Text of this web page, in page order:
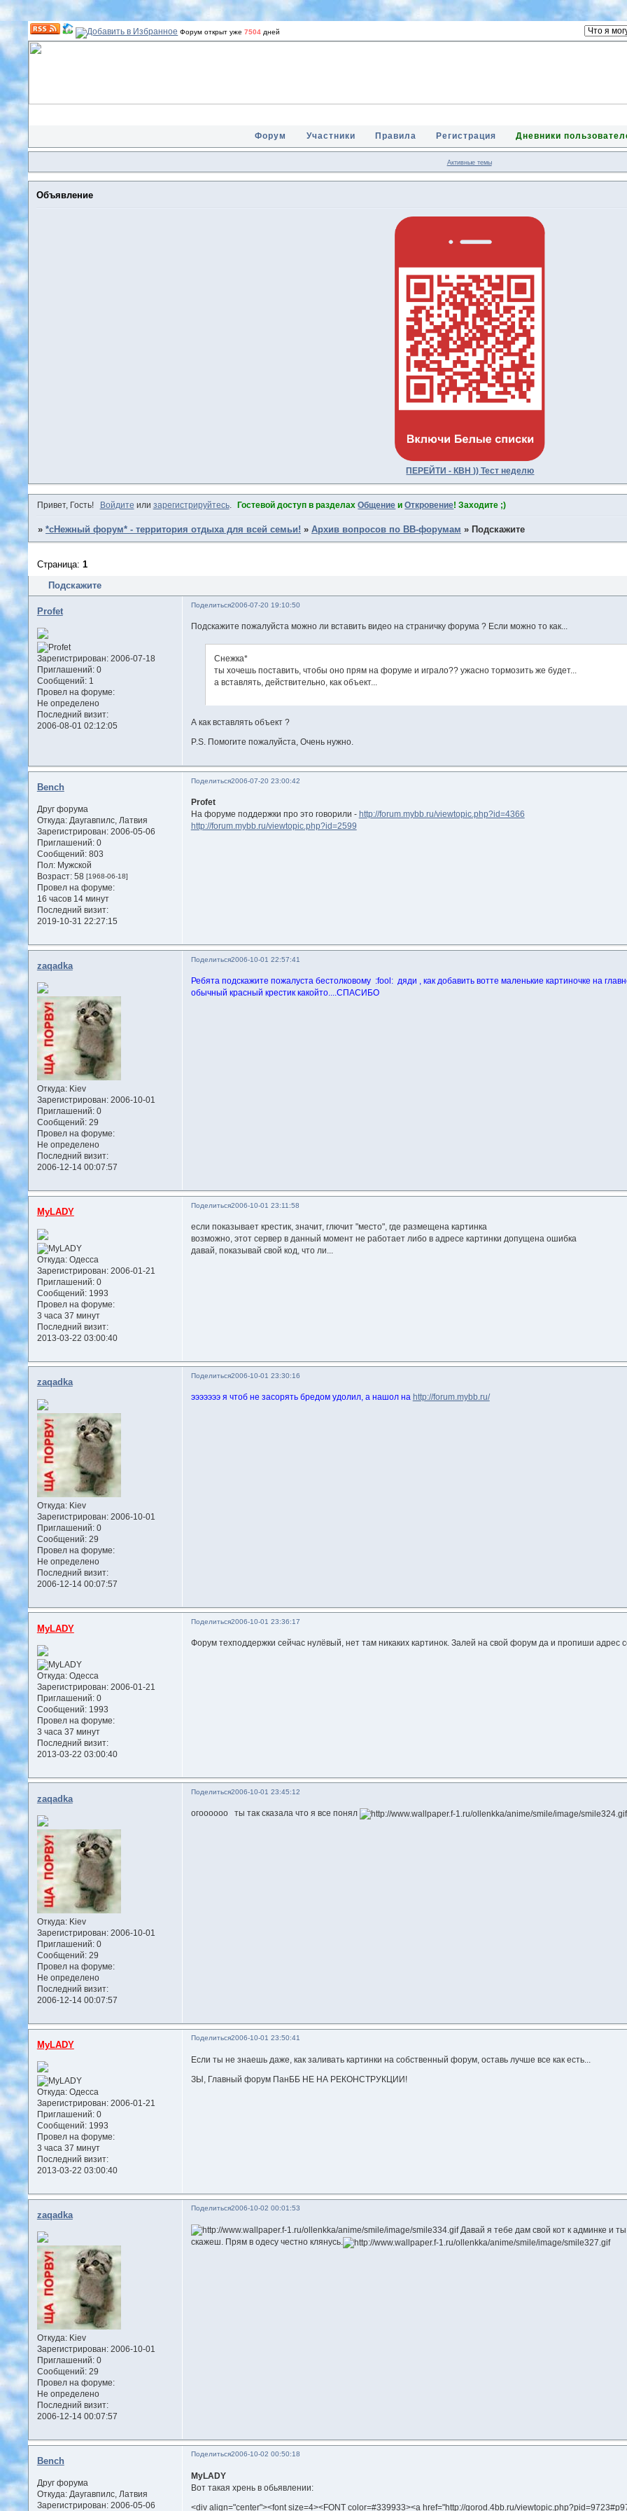
Форум открыт уже7504 дней
Форум Участники Правила Регистрация Дневники
Активные темы
Объявление
ПЕРЕЙТИ - КВН )) Тест неделю
Привет, Гость! Войдите или зарегистрируйтесь. Гостевой доступ в разделахОбщение иОткровение! Заходите ;)
» *сНежный форум* - территория отдыха для всей семьи! » Архив вопросов по BB-форумам » Подскажите
Подскажите
Страница: 1
Поделиться2006-07-20 19:10:50
Profet
Зарегистрирован: 2006-07-18
Приглашений:0
Сообщений:1
Провел на форуме:
Не определено
Последний визит:
2006-08-01 02:12:05
Подскажите пожалуйста можно ли вставить видео на страничку форума ? Если можно то как...
Снежка*
ты хочешь поставить, чтобы оно прям на форуме и играло?? ужасно тормозить же будет...
а вставлять, действительно, как объект...
А как вставлять объект ?
P.S. Помогите пожалуйста, Очень нужно.
Поделиться2006-07-20 23:00:42
Bench
Друг форума
Откуда:Даугавпилс, Латвия
Зарегистрирован: 2006-05-06
Приглашений:0
Сообщений:803
Пол:Мужской
Возраст:58 [1968-06-18]
Провел на форуме:
16 часов 14 минут
Последний визит:
2019-10-31 22:27:15
Profet
На форуме поддержки про это говорили - http://forum.mybb.ru/viewtopic.php?id=4366
http://forum.mybb.ru/viewtopic.php?id=2599
Поделиться2006-10-01 22:57:41
zaqadka
Откуда:Kiev
Зарегистрирован: 2006-10-01
Приглашений:0
Сообщений:29
Провел на форуме:
Не определено
Последний визит:
2006-12-14 00:07:57
Ребята подскажите пожалуста бестолковому :fool: дяди , как добавить вотте маленькие картиночке на
обычный красный крестик какойто....СПАСИБО
Поделиться2006-10-01 23:11:58
MyLADY
Откуда:Одесса
Зарегистрирован: 2006-01-21
Приглашений:0
Сообщений:1993
Провел на форуме:
3 часа 37 минут
Последний визит:
2013-03-22 03:00:40
если показывает крестик, значит, глючит "место", где размещена картинка
возможно, этот сервер в данный момент не работает либо в адресе картинки допущена ошибка
давай, показывай свой код, что ли...
Поделиться2006-10-01 23:30:16
zaqadka
Откуда:Kiev
Зарегистрирован: 2006-10-01
Приглашений:0
Сообщений:29
Провел на форуме:
Не определено
Последний визит:
2006-12-14 00:07:57
эээээээ я чтоб не засорять бредом удолил, а нашол на http://forum.mybb.ru/
Поделиться2006-10-01 23:36:17
MyLADY
Откуда:Одесса
Зарегистрирован: 2006-01-21
Приглашений:0
Сообщений:1993
Провел на форуме:
3 часа 37 минут
Последний визит:
2013-03-22 03:00:40
Форум техподдержки сейчас нулёвый, нет там никаких картинок. Залей на свой форум да и пропиши адрес
Поделиться2006-10-01 23:45:12
zaqadka
Откуда:Kiev
Зарегистрирован: 2006-10-01
Приглашений:0
Сообщений:29
Провел на форуме:
Не определено
Последний визит:
2006-12-14 00:07:57
огоооооо ты так сказала что я все понял
Поделиться2006-10-01 23:50:41
MyLADY
Откуда:Одесса
Зарегистрирован: 2006-01-21
Приглашений:0
Сообщений:1993
Провел на форуме:
3 часа 37 минут
Последний визит:
2013-03-22 03:00:40
Если ты не знаешь даже, как заливать картинки на собственный форум, оставь лучше все как есть...
ЗЫ, Главный форум ПанББ НЕ НА РЕКОНСТРУКЦИИ!
Поделиться2006-10-02 00:01:53
zaqadka
Откуда:Kiev
Зарегистрирован: 2006-10-01
Приглашений:0
Сообщений:29
Провел на форуме:
Не определено
Последний визит:
2006-12-14 00:07:57
Давай я тебе дам свой кот к админке и
скажеш. Прям в одесу честно клянусь.
Поделиться2006-10-02 00:50:18
Bench
Друг форума
Откуда:Даугавпилс, Латвия
Зарегистрирован: 2006-05-06
MyLADY
Вот такая хрень в обьявлении:
<div align="center"><font size=4><FONT color=#339933><a href="http://gorod.4bb.ru/